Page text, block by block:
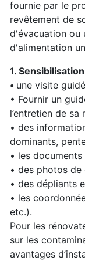
fournie par le
revêtement de
d'évacuation ou
d'alimentation
1.
• une visite
• Fournir un
l’entretien de
• des
dominants,
• les
• des photos
• des dépliants
• les
etc.).
Pour les
sur les
avantages